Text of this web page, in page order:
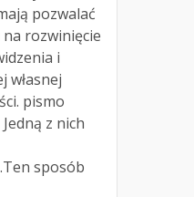
pozwalać
rozwinięcie
i
własnej
pismo
z nich
sposób